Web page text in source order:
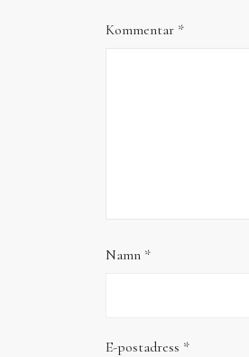
Kommentar *
Namn *
E-postadress *